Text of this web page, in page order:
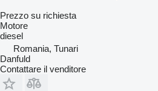
Prezzo su richiesta
Motore
diesel
Romania, Tunari
Danfuld
Contattare il venditore